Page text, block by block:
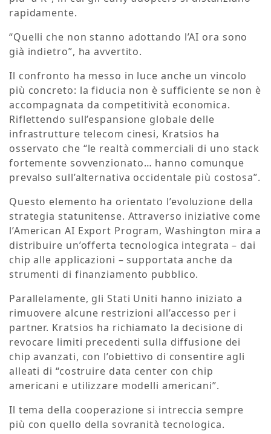
rapidamente.
“Quelli che non stanno adottando l’AI ora sono
già indietro”, ha avvertito.
Il confronto ha messo in luce anche un vincolo
più concreto: la fiducia non è sufficiente se non è
accompagnata da competitività economica.
Riflettendo sull’espansione globale delle
infrastrutture telecom cinesi, Kratsios ha
osservato che “le realtà commerciali di uno stack
fortemente sovvenzionato… hanno comunque
prevalso sull’alternativa occidentale più costosa”.
Questo elemento ha orientato l’evoluzione della
strategia statunitense. Attraverso iniziative come
l’American AI Export Program, Washington mira a
distribuire un’offerta tecnologica integrata – dai
chip alle applicazioni – supportata anche da
strumenti di finanziamento pubblico.
Parallelamente, gli Stati Uniti hanno iniziato a
rimuovere alcune restrizioni all’accesso per i
partner. Kratsios ha richiamato la decisione di
revocare limiti precedenti sulla diffusione dei
chip avanzati, con l’obiettivo di consentire agli
alleati di “costruire data center con chip
americani e utilizzare modelli americani”.
Il tema della cooperazione si intreccia sempre
più con quello della sovranità tecnologica.